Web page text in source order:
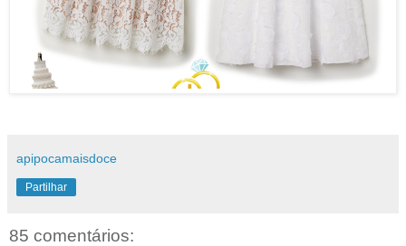
apipocamaisdoce
Partilhar
85 comentários: